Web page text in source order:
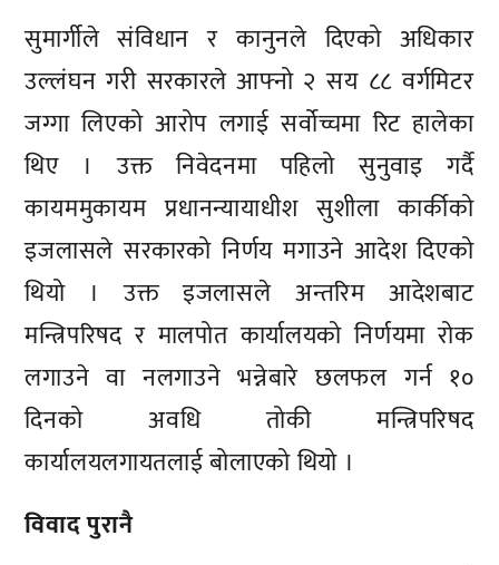
सुमार्गीले संविधान र कानुनले दिएको अधिकार
उल्लंघन गरी सरकारले आफ्नो २ सय ८८ वर्गमिटर
जग्गा लिएको आरोप लगाई सर्वोच्चमा रिट हालेका
थिए । उक्त निवेदनमा पहिलो सुनुवाइ गर्दै
कायममुकायम प्रधानन्यायाधीश सुशीला कार्कीको
इजलासले सरकारको निर्णय मगाउने आदेश दिएको
थियो । उक्त इजलासले अन्तरिम आदेशबाट
मन्त्रिपरिषद र मालपोत कार्यालयको निर्णयमा रोक
लगाउने वा नलगाउने भन्नेबारे छलफल गर्न १०
दिनको अवधि तोकी मन्त्रिपरिषद
कार्यालयलगायतलाई बोलाएको थियो ।
विवाद पुरानै